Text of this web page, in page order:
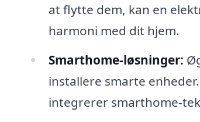
at flytte dem, kan en
harmoni med dit hjem.
Smarthome-løsninger:
installere smarte
integrerer smarthome-